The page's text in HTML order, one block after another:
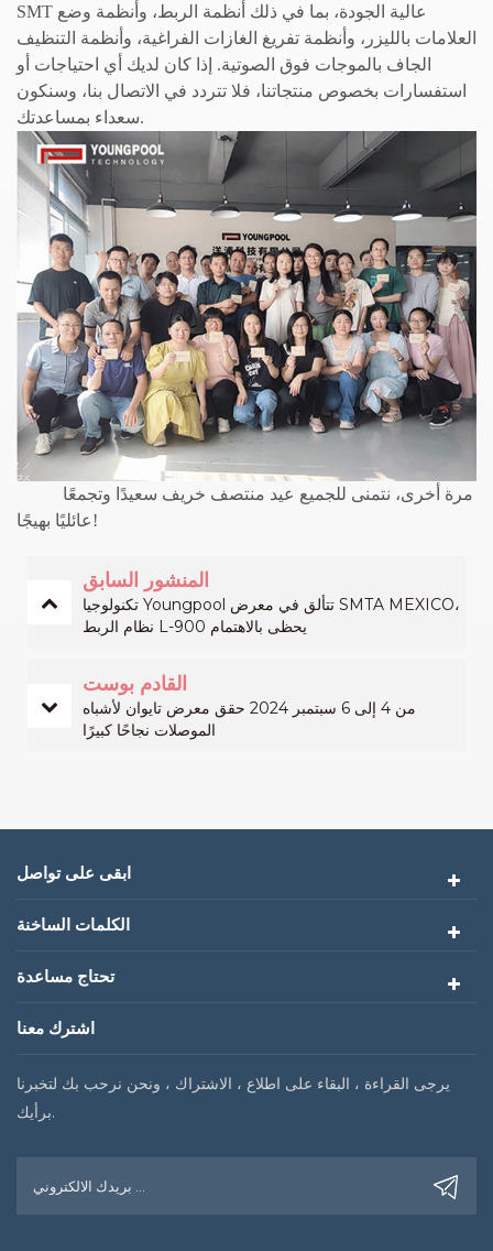
SMT عالية الجودة، بما في ذلك أنظمة الربط، وأنظمة وضع
العلامات بالليزر، وأنظمة تفريغ الغازات الفراغية، وأنظمة التنظيف
الجاف بالموجات فوق الصوتية. إذا كان لديك أي احتياجات أو
استفسارات بخصوص منتجاتنا، فلا تتردد في الاتصال بنا، وسنكون
سعداء بمساعدتك.
مرة أخرى، نتمنى للجميع عيد منتصف خريف سعيدًا وتجمعًا
عائليًا بهيجًا!
المنشور السابق
تكنولوجيا Youngpool تتألق في معرض SMTA MEXICO،
نظام الربط L-900 يحظى بالاهتمام
القادم بوست
من 4 إلى 6 سبتمبر 2024 حقق معرض تايوان لأشباه
الموصلات نجاحًا كبيرًا
ابقى على تواصل
الكلمات الساخنة
تحتاج مساعدة
اشترك معنا
يرجى القراءة ، البقاء على اطلاع ، الاشتراك ، ونحن نرحب بك لتخبرنا
برأيك.